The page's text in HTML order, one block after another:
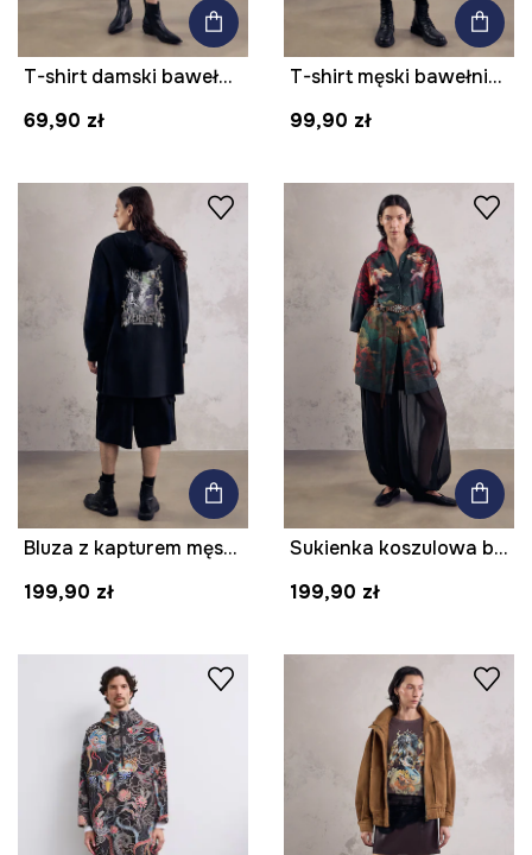
T-shirt damski bawełniany heavyweight z kolekcji Mythical Creatures
69,90 zł
T-shirt męski bawełniany z kolekcji Mythical Creatures
99,90 zł
Bluza z kapturem męska bawełniana z kolekcji Mythical Creatures
199,90 zł
Sukienka koszulowa bawełniana midi z kolekcji Mythical Creatures
199,90 zł